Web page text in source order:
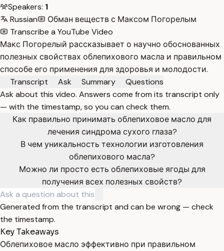
Speakers: 1
Russian
Обман веществ с Максом Погорелым
Transcribe a YouTube Video
Макс Погорелый рассказывает о научно обоснованных
полезных свойствах облепихового масла и правильном
способе его применения для здоровья и молодости.
Transcript
Ask Summary
Questions
Ask about this video. Answers come from its transcript only
— with the timestamp, so you can check them.
Как правильно принимать облепиховое масло для
лечения синдрома сухого глаза?
В чем уникальность технологии изготовления
облепихового масла?
Можно ли просто есть облепиховые ягоды для
получения всех полезных свойств?
Generated from the transcript and can be wrong — check
the timestamp.
Key Takeaways
Облепиховое масло эффективно при правильном